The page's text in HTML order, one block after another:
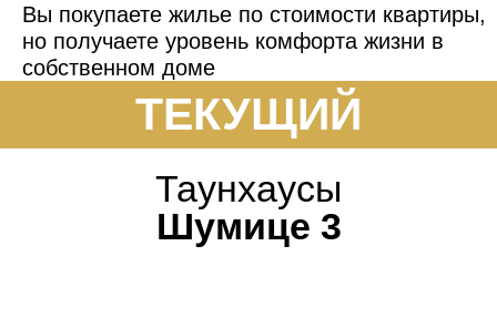
Вы покупаете жилье по стоимости квартиры,
но получаете уровень комфорта жизни в
собственном доме
ТЕКУЩИЙ
Таунхаусы
Шумице 3